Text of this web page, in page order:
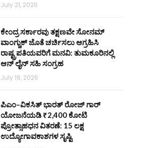
July 21, 2026
ಕೇಂದ್ರ ಸರ್ಕಾರವು ತಕ್ಷಣವೇ ಸೋನಮ್
ವಾಂಗ್ಚುಕ್ ಜೊತೆ ಚರ್ಚಿಸಲು ಆಗ್ರಹಿಸಿ
ರಾಷ್ಟ್ರಪತಿಯವರಿಗೆ ಮನವಿ: ತುಮಕೂರಿನಲ್ಲಿ
ಆನ್‌ ಲೈನ್ ಸಹಿ ಸಂಗ್ರಹ
July 18, 2026
ಪಿಎಂ–ವಿಕಸಿತ್ ಭಾರತ್ ರೋಜ್‌ ಗಾರ್
ಯೋಜನೆಯಡಿ ₹2,400 ಕೋಟಿ
ಪ್ರೋತ್ಸಾಹಧನ ವಿತರಣೆ: 15 ಲಕ್ಷ
ಉದ್ಯೋಗಾವಕಾಶಗಳ ಸೃಷ್ಟಿ